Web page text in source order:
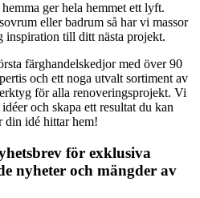
ger hela hemmet ett lyft.
eller badrum så har vi massor
inspiration till ditt nästa projekt.
färghandelskedjor med över 90
och ett noga utvalt sortiment av
för alla renoveringsprojekt. Vi
och skapa ett resultat du kan
din idé hittar hem!
för exklusiva
nyheter och mängder av